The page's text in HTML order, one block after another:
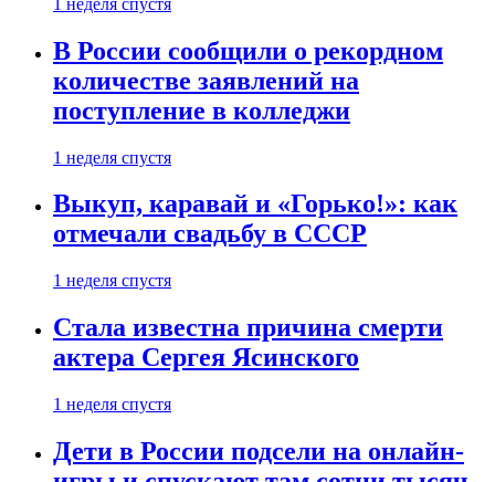
В России сообщили о рекордном
количестве заявлений на
поступление в колледжи
1 неделя спустя
Выкуп, каравай и «Горько!»: как
отмечали свадьбу в СССР
1 неделя спустя
Стала известна причина смерти
актера Сергея Ясинского
1 неделя спустя
Дети в России подсели на онлайн-